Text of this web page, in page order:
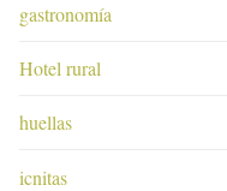
gastronomía
Hotel rural
huellas
icnitas